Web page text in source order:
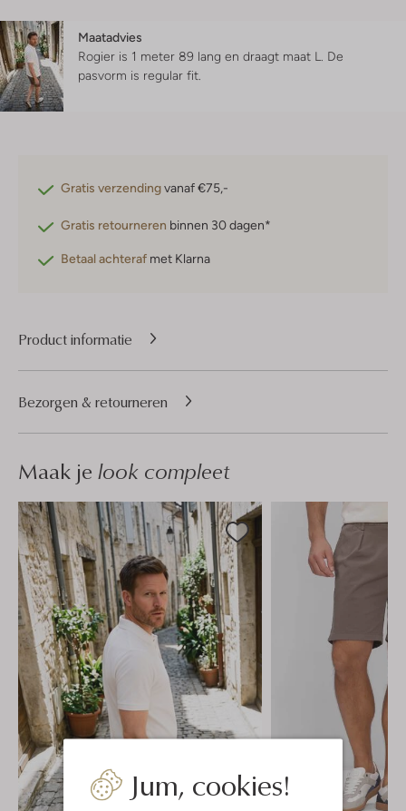
Jum, cookies!
Maatadvies
Rogier is 1 meter 89 lang en draagt maat L. De
pasvorm is regular fit
Gratis verzendingvanaf €75,-
Gratis retourneren binnen 30 dagen*
Betaal achteraf met Klarna
Product informatie
Bezorgen & retourneren
Maak je look compleet